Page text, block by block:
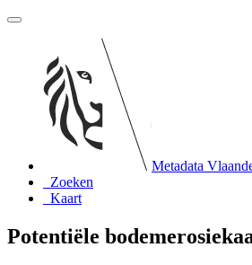
Metadata
Zoeken
Kaart
Potentiële